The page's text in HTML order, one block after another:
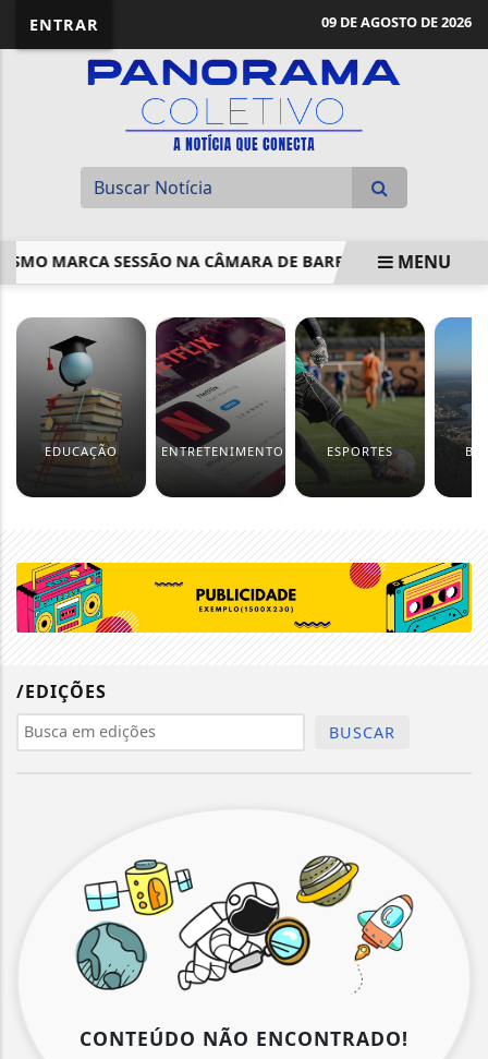
ENTRAR 09 DE AGOSTO DE 2026
MARCA SESSÃO NA CÂMARA DE BARRA DO GARÇAS
MENU
EDUCAÇÃO ENTRETENIMENTO ESPORTES
/EDIÇÕES
BUSCAR
CONTEÚDO NÃO ENCONTRADO!